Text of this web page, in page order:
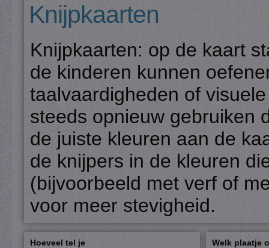
Knijpkaarten
Knijpkaarten: op de kaart
de kinderen kunnen
taalvaardigheden of
steeds opnieuw gebruiken
de juiste kleuren aan de
de knijpers in de kleuren
(bijvoorbeeld met verf of
voor meer stevigheid.
Hoeveel tel je Welk plaatje